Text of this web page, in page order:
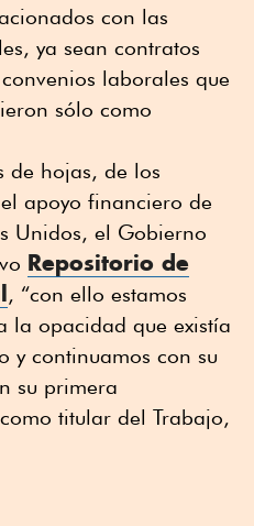
con las
ya sean contratos
laborales que
sólo como
de hojas, de los
apoyo financiero de
Unidos, el Gobierno
Repositorio de
, “con ello estamos
la opacidad que existía
y continuamos con su
su primera
titular del Trabajo,